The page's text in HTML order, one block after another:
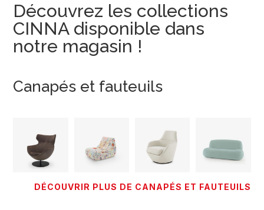
Découvrez les collections
CINNA disponible dans
notre magasin !
Canapés et fauteuils
DÉCOUVRIR PLUS DE CANAPÉS ET FAUTEUILS